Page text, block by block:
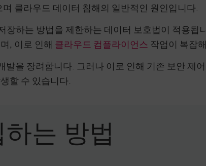
클라우드 데이터 침해의 일반적인 원인입니다.
하는 방법을 제한하는 데이터 보호법이 적용됩
, 이로 인해 클라우드 컴플라이언스 작업이 복잡
을 장려합니다. 그러나 이로 인해 기존 보안 제
할 수 있습니다.
는 방법